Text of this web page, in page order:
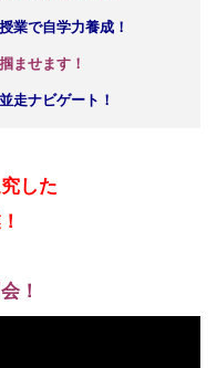
業で自学力養成！
ませます！
走ナビゲート！
した
！